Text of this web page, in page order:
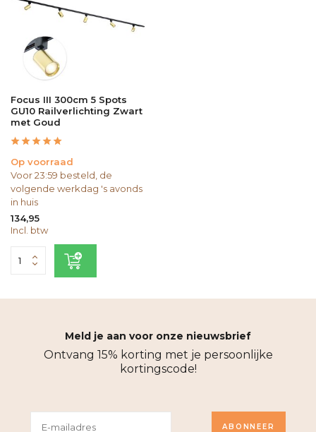
Focus III 300cm 5 Spots
GU10 Railverlichting Zwart
met Goud
Op voorraad
Voor 23:59 besteld, de
volgende werkdag 's avonds
in huis
134,95
Incl. btw
Meld je aan voor onze nieuwsbrief
Ontvang 15% korting met je persoonlijke
kortingscode!
ABONNEER